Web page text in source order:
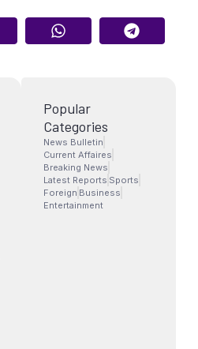
Popular
Categories
News Bulletin
Current Affaires
Breaking News
Latest Reports Sports
Foreign Business
Entertainment